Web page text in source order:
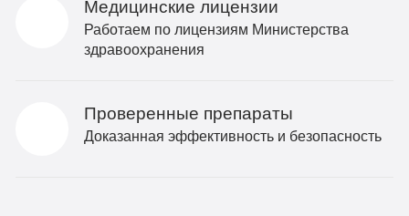
Медицинские лицензии
Работаем по лицензиям Министерства
здравоохранения
Проверенные препараты
Доказанная эффективность и безопасность